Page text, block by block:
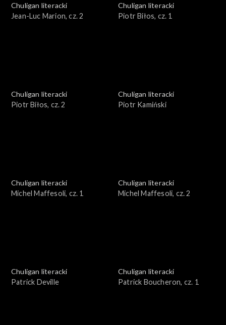
Chuligan literacki
Jean-Luc Marion, cz. 2
Chuligan literacki
Piotr Biłos, cz. 1
Chuligan literacki
Piotr Biłos, cz. 2
Chuligan literacki
Piotr Kamiński
Chuligan literacki
Michel Maffesoli, cz. 1
Chuligan literacki
Michel Maffesoli, cz. 2
Chuligan literacki
Patrick Deville
Chuligan literacki
Patrick Boucheron, cz. 1